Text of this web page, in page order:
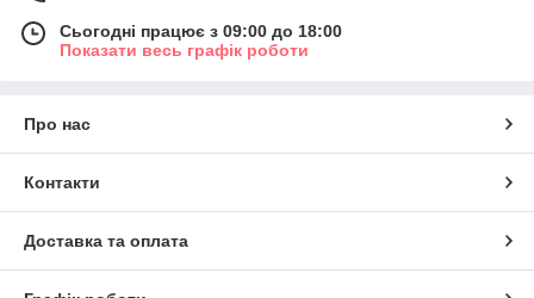
Сьогодні працює з 09:00 до 18:00
Показати весь графік роботи
Про нас
Контакти
Доставка та оплата